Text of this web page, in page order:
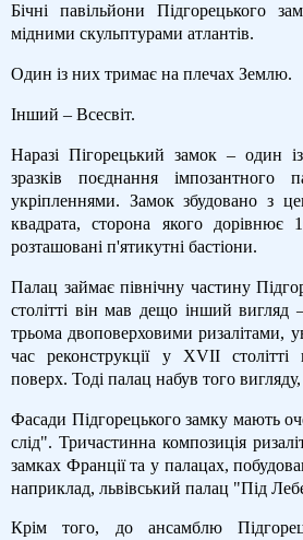
Бічні павільйони Підгорецького
мідними скульптурами атлантів.
Один із них тримає на плечах Землю.
Інший – Всесвіт.
Наразі Пігорецький замок – один
зразків поєднання імпозантного
укріпленнями. Замок збудовано з
квадрата, сторона якого
розташовані п'ятикутні бастіони.
Палац займає північну частину
столітті він мав дещо інший вигляд
трьома двоповерховими ризалітами,
час реконструкції у ХVІІ
поверх. Тоді палац набув того
Фасади Підгорецького замку мають
слід". Тричастинна композиція
замках Франції та у палацах,
наприклад, львівський палац "Під
Крім того, до ансамблю